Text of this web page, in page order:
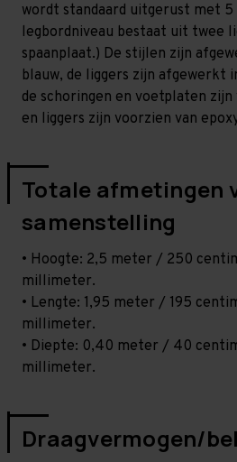
wordt standaard uitgerust met 5
legbordniveau bestaat uit twee
spaanplaat.) De stijlen zijn
blauw, de liggers zijn afgewerkt
de schoringen en voetplaten
en liggers zijn voorzien van
Totale afmetingen
samenstelling
• Hoogte: 2,5 meter / 250
millimeter.
• Lengte: 1,95 meter / 195
millimeter.
• Diepte: 0,40 meter / 40
millimeter.
Draagvermogen/